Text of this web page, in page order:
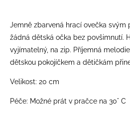
Jemně zbarvená hrací ovečka svým
žádná dětská očka bez povšimnutí.
vyjímatelný, na zip. Příjemná
dětskou pokojíčkem a dětičkám
Velikost: 20 cm
Péče: Možné prát v pračce na 30° C